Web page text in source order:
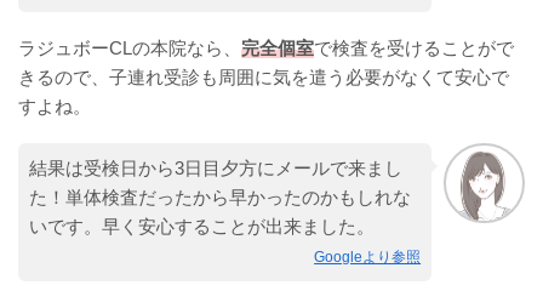
ラジュボーCLの本院なら、 完全個室で検査を受けることがで
きるので、子連れ受診も周囲に気を遣う必要がなくて安心で
すよね。
結果は受検日から3日目夕方にメールで来まし
た！単体検査だったから早かったのかもしれな
いです。早く安心することが出来ました。
Googleより参照